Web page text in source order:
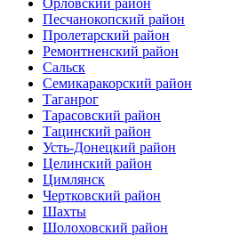
Песчанокопский район
Пролетарский район
Ремонтненский район
Сальск
Семикаракорский район
Таганрог
Тарасовский район
Тацинский район
Усть-Донецкий район
Целинский район
Цимлянск
Чертковский район
Шахты
Шолоховский район